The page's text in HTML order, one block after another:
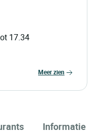
17.34
meer zien
Informatie